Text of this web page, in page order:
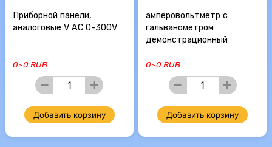
Приборной панели,
аналоговые V AC 0-300V
0~0 RUB
амперовольтметр с
гальванометром
демонстрационный
0~0 RUB